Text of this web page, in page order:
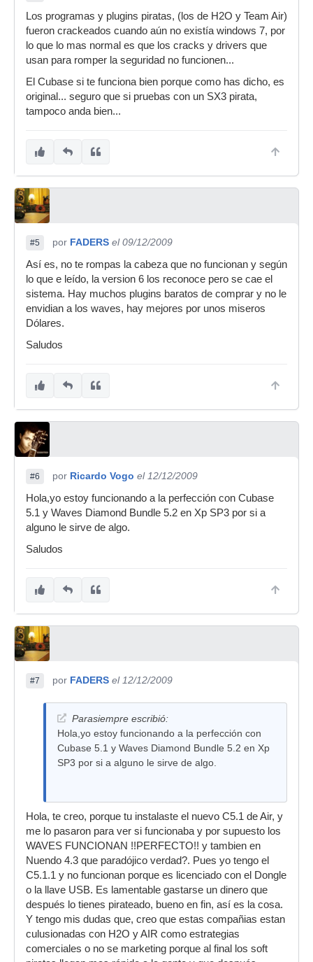
Los programas y plugins piratas, (los de H2O y Team Air)
fueron crackeados cuando aún no existía windows 7, por
lo que lo mas normal es que los cracks y drivers que
usan para romper la seguridad no funcionen...
El Cubase si te funciona bien porque como has dicho, es
original... seguro que si pruebas con un SX3 pirata,
tampoco anda bien...
#5 por FADERS el 09/12/2009
Así es, no te rompas la cabeza que no funcionan y según
lo que e leído, la version 6 los reconoce pero se cae el
sistema. Hay muchos plugins baratos de comprar y no le
envidian a los waves, hay mejores por unos miseros
Dólares.
Saludos
#6 por Ricardo Vogo el 12/12/2009
Hola,yo estoy funcionando a la perfección con Cubase
5.1 y Waves Diamond Bundle 5.2 en Xp SP3 por si a
alguno le sirve de algo.
Saludos
#7 por FADERS el 12/12/2009
Parasiempre escribió:
Hola,yo estoy funcionando a la perfección con
Cubase 5.1 y Waves Diamond Bundle 5.2 en Xp
SP3 por si a alguno le sirve de algo.
Hola, te creo, porque tu instalaste el nuevo C5.1 de Air, y
me lo pasaron para ver si funcionaba y por supuesto los
WAVES FUNCIONAN !!PERFECTO!! y tambien en
Nuendo 4.3 que paradójico verdad?. Pues yo tengo el
C5.1.1 y no funcionan porque es licenciado con el Dongle
o la llave USB. Es lamentable gastarse un dinero que
después lo tienes pirateado, bueno en fin, así es la cosa.
Y tengo mis dudas que, creo que estas compañias estan
culusionadas con H2O y AIR como estrategias
comerciales o no se marketing porque al final los soft